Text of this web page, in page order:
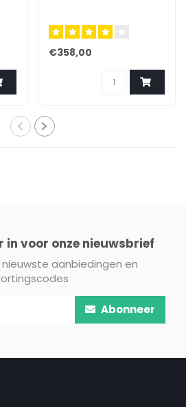
€358,00
in voor onze nieuwsbrief
aanbiedingen en
Abonneer